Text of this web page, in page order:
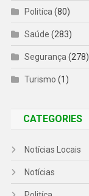
Politíca (80)
Saúde (283)
Segurança (278)
Turismo (1)
CATEGORIES
Notícias Locais
Notícias